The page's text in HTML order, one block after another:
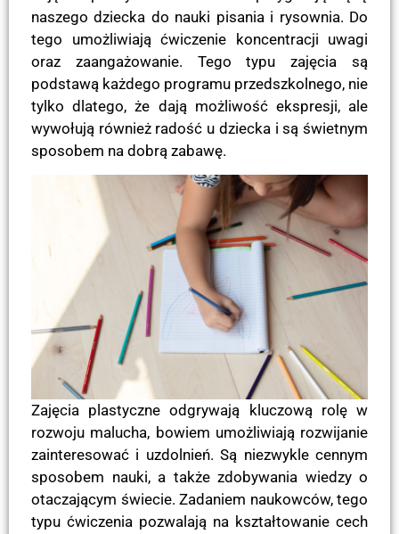
naszego dziecka do nauki pisania i rysownia. Do
tego umożliwiają ćwiczenie koncentracji uwagi
oraz zaangażowanie. Tego typu zajęcia są
podstawą każdego programu przedszkolnego, nie
tylko dlatego, że dają możliwość ekspresji, ale
wywołują również radość u dziecka i są świetnym
sposobem na dobrą zabawę.
Zajęcia plastyczne odgrywają kluczową rolę w
rozwoju malucha, bowiem umożliwiają rozwijanie
zainteresować i uzdolnień. Są niezwykle cennym
sposobem nauki, a także zdobywania wiedzy o
otaczającym świecie. Zadaniem naukowców, tego
typu ćwiczenia pozwalają na kształtowanie cech